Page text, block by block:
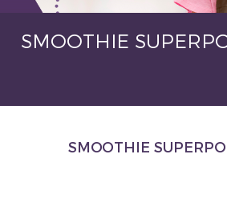
SMOOTHIE
SMOOTHIE